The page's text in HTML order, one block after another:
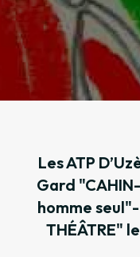
Les ATP
Gard
homme
THÉÂTRE"